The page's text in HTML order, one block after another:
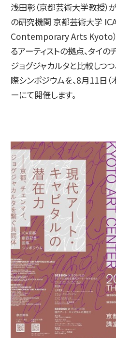
卒業生の方
日本
通信教育部
藝術学舎（公開
浅田彰（京都芸術大学教授）
の研究機関 京都芸術大学
Contemporary Arts Kyoto）
るアーティストの拠点、タイの
ジョグジャカルタと比較しつ
際シンポジウムを、8月11日（
ーにて開催します。